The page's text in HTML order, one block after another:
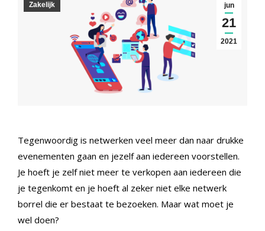
jun
21
2021
Zakelijk
Tegenwoordig is netwerken veel meer dan naar drukke
evenementen gaan en jezelf aan iedereen voorstellen.
Je hoeft je zelf niet meer te verkopen aan iedereen die
je tegenkomt en je hoeft al zeker niet elke netwerk
borrel die er bestaat te bezoeken. Maar wat moet je
wel doen?